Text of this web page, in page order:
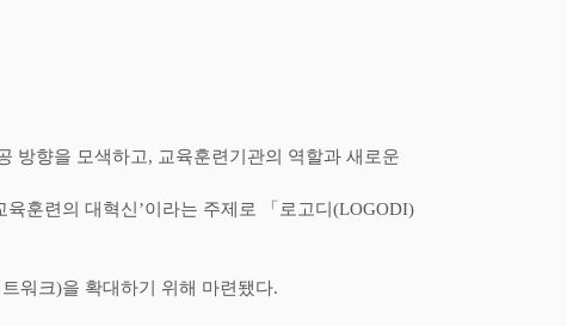
방향을 모색하고, 교육훈련기관의 역할과 새로운
육훈련의 대혁신’이라는 주제로 「 로고디 (LOGODI)
워크)을 확대하기 위해 마련됐다.